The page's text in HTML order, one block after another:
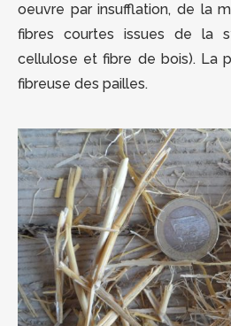
oeuvre par insufflation, de la
fibres courtes issues de la
cellulose et fibre de bois). La
fibreuse des pailles.